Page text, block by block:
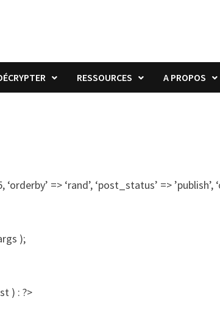
RESSOURCES A PROPOS
=> ‘rand’, ‘post_status’ => ’publish’,
);
) : ?>